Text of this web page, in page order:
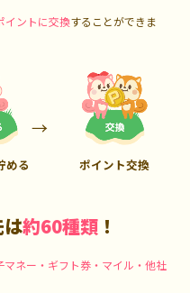
イントに交換することができま
める ポイント交換
約60種類 ！
マネー・ギフト券・マイル・他社